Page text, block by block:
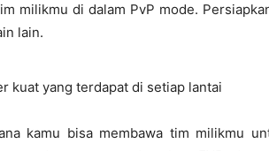
milikmu di dalam PvP mode.
lain.
kuat yang terdapat di setiap lantai
kamu bisa membawa tim milikmu